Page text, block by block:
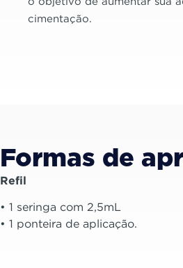
cimentação.
Formas de
Refil
• 1 seringa com 2,5mL
• 1 ponteira de aplicação.